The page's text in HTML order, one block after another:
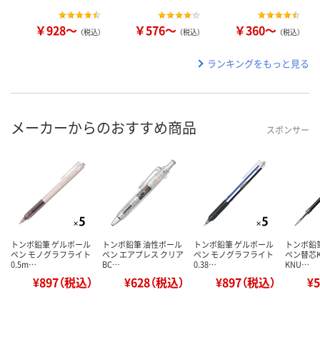
￥928～ （税込） ￥576～ （税込） ￥360～ （税込）
ランキングをもっと見る
メーカーからのおすすめ商品 スポンサー
トンボ鉛筆 ゲルボール
ペン モノグラフライト
0.5m…
¥897（税込）
トンボ鉛筆 油性ボール
ペン エアプレス クリア
BC…
¥628（税込）
トンボ鉛筆 ゲルボール
ペン モノグラフライト
0.38…
¥897（税込）
トンボ鉛
ペン替芯
KNU…